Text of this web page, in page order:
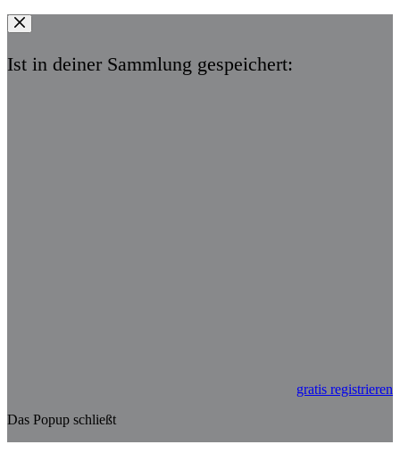
Ist in deiner Sammlung gespeichert:
gratis registrieren
Das Popup schließt